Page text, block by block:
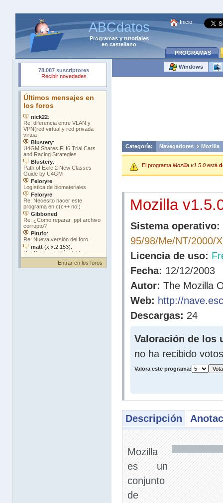
ABCdatos
Programasytutoriales
en castellano
Inicio
PROGRAMAS
Entrar en los foros
Windows
Categoría: Navegadores Mozilla
El programa Mozilla v1.5.0 está
Mozilla
Sistema operativo:
95/98/Me/NT/2000/
Licencia de uso:
Fecha: 12/12/2003
Autor: The Mozilla
Web: http://
Descargas: 24
Valoración de los
no ha recibido votos
Valora este programa:
Descripción
Mozilla
es un
conjunto
de